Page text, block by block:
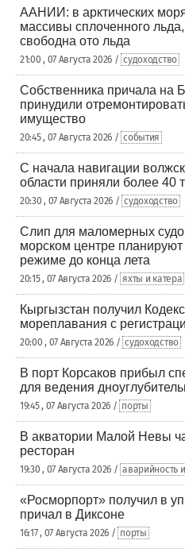
ААНИИ: в арктических
массивы сплоченного
свободна ото льда
21:00 , 07 Августа 2026 / судоходство
Собственника причала на
принудили
имущество
20:45 , 07 Августа 2026 / события
С начала навигации
области приняли более 40
20:30 , 07 Августа 2026 / судоходство
Слип для маломерных
морском центре планируют
режиме до конца лета
20:15 , 07 Августа 2026 / яхты и катера
Кыргызстан получил
мореплавания с
20:00 , 07 Августа 2026 / судоходство
В порт Корсаков прибыл
для ведения
19:45 , 07 Августа 2026 / порты
В акватории Малой Невы
ресторан
19:30 , 07 Августа 2026 / аварийность
«Росморпорт» получил в
причал в Диксоне
16:17 , 07 Августа 2026 / порты